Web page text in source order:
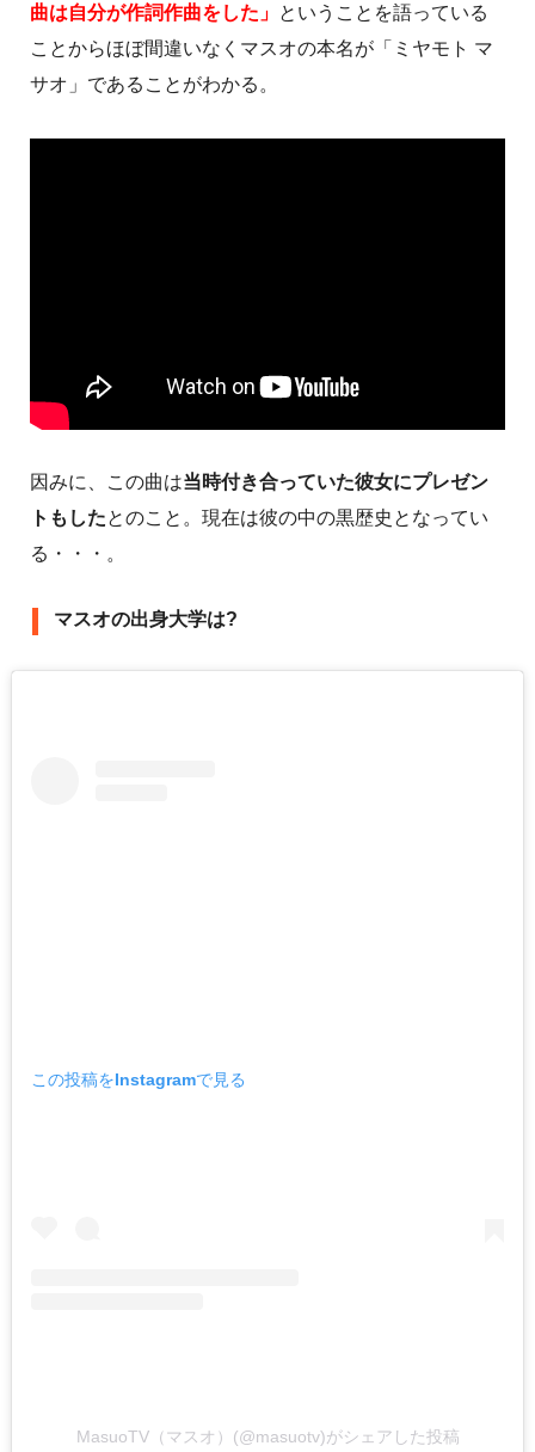
曲は自分が作詞作曲をした」 ということを語っている
ことからほぼ間違いなくマスオの本名が「ミヤモト マ
サオ」であることがわかる。
因みに、この曲は当時付き合っていた彼女にプレゼン
トもしたとのこと。現在は彼の中の黒歴史となってい
る・・・。
マスオの出身大学は?
この投稿をInstagramで見る
MasuoTV（マスオ）(@masuotv)がシェアした投稿